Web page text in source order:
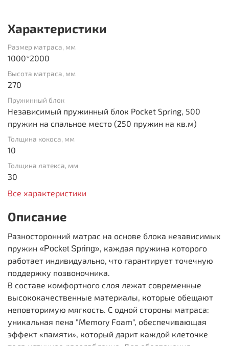
Характеристики
Размер матраса, мм
1000*2000
Высота матраса, мм
270
Пружинный блок
Независимый пружинный блок Pocket Spring, 500
пружин на спальное место (250 пружин на кв.м)
Толщина кокоса, мм
10
Толщина латекса, мм
30
Все характеристики
Описание
Разносторонний матрас на основе блока независимых
пружин «Pocket Spring» , каждая пружина которого
работает индивидуально, что гарантирует точечную
поддержку позвоночника.
В составе комфортного слоя лежат современные
высококачественные материалы, которые обещают
неповторимую мягкость. С одной стороны матраса:
уникальная пена "Memory Foam", обеспечивающая
эффект «памяти», который дарит каждой клеточке